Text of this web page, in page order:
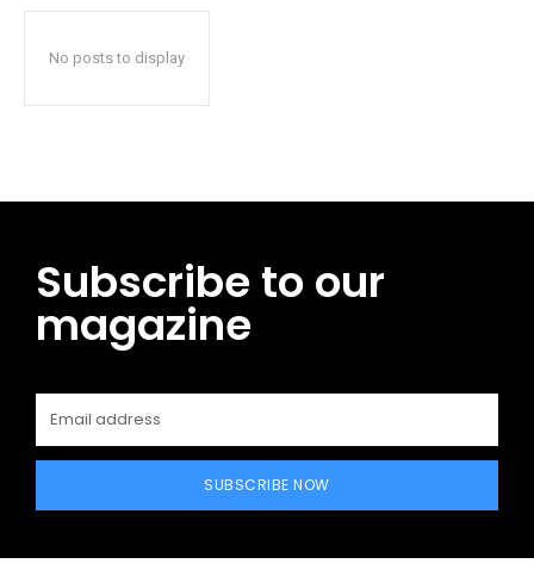
No posts to display
Subscribe to our
magazine
SUBSCRIBE NOW